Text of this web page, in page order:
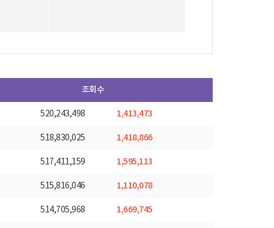
조회수
520,243,498 1,413,473
518,830,025 1,418,866
517,411,159 1,595,113
515,816,046 1,110,078
514,705,968 1,669,745